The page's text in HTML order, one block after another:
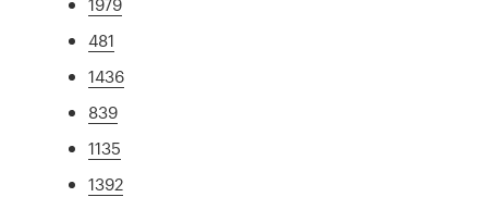
481
1436
839
1135
1392